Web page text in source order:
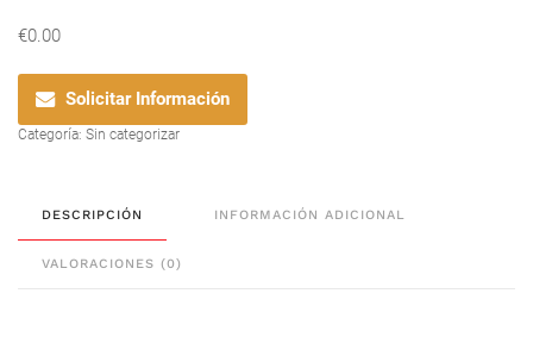
€0.00
Solicitar Información
Categoría: Sin categorizar
DESCRIPCIÓN INFORMACIÓN ADICIONAL
VALORACIONES (0)